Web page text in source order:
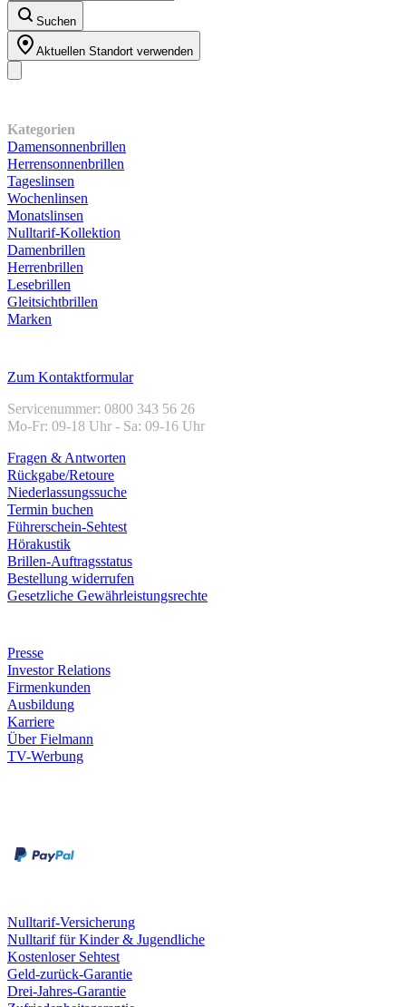
Suchen
Aktuellen Standort verwenden
Kategorien
Damensonnenbrillen
Herrensonnenbrillen
Tageslinsen
Wochenlinsen
Monatslinsen
Nulltarif-Kollektion
Damenbrillen
Herrenbrillen
Lesebrillen
Gleitsichtbrillen
Marken
Zum Kontaktformular
Servicenummer: 0800 343 56 26
Mo-Fr: 09-18 Uhr - Sa: 09-16 Uhr
Fragen & Antworten
Rückgabe/Retoure
Niederlassungssuche
Termin buchen
Führerschein-Sehtest
Hörakustik
Brillen-Auftragsstatus
Bestellung widerrufen
Gesetzliche Gewährleistungsrechte
Presse
Investor Relations
Firmenkunden
Ausbildung
Karriere
Über Fielmann
TV-Werbung
Nulltarif-Versicherung
Nulltarif für Kinder & Jugendliche
Kostenloser Sehtest
Geld-zurück-Garantie
Drei-Jahres-Garantie